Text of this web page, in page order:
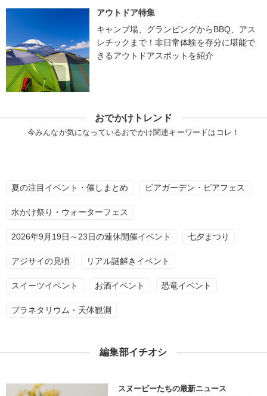
アウトドア特集
キャンプ場、グランピングからBBQ、アス
レチックまで！非日常体験を存分に堪能で
きるアウトドアスポットを紹介
おでかけトレンド
今みんなが気になっているおでかけ関連キーワードはコレ！
夏の注目イベント・催しまとめ ビアガーデン・ビアフェス
水かけ祭り・ウォーターフェス
2026年9月19日～23日の連休開催イベント 七夕まつり
アジサイの見頃 リアル謎解きイベント
スイーツイベント お酒イベント 恐竜イベント
プラネタリウム・天体観測
編集部イチオシ
スヌーピーたちの最新ニュース